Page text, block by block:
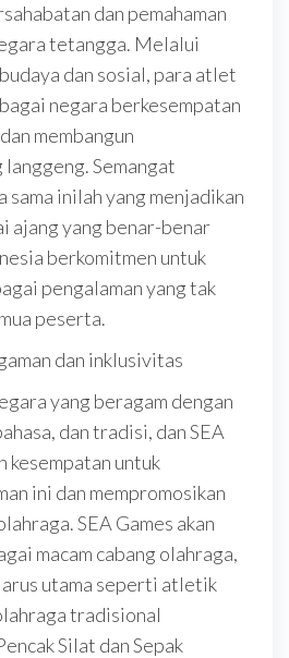
dan pemahaman
tetangga. Melalui
dan sosial, para atlet
negara berkesempatan
membangun
Semangat
sama inilah yang menjadikan
ajang yang benar-benar
berkomitmen untuk
pengalaman yang tak
peserta.
dan inklusivitas
yang beragam dengan
dan tradisi, dan SEA
kesempatan untuk
ini dan mempromosikan
SEA Games akan
macam cabang olahraga,
utama seperti atletik
tradisional
Silat dan Sepak